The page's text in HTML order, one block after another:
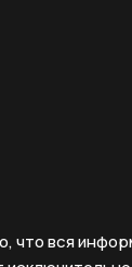
что вся